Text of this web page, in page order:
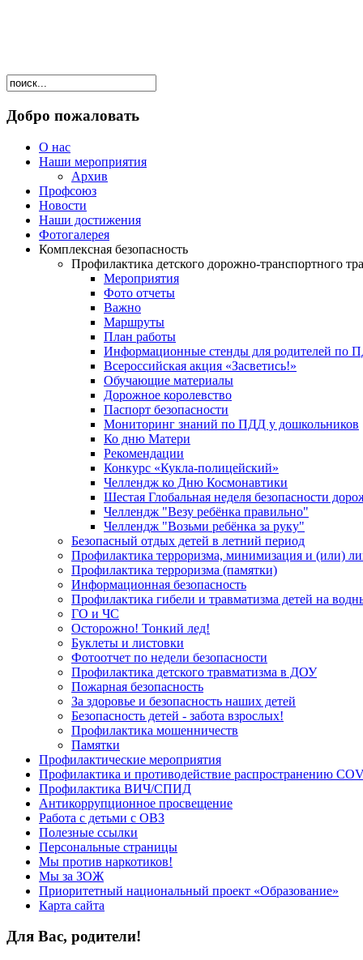
Добро пожаловать
О нас
Наши мероприятия
Архив
Профсоюз
Новости
Наши достижения
Фотогалерея
Комплексная безопасность
Профилактика детского дорожно-транспортного
Мероприятия
Фото отчеты
Важно
Маршруты
План работы
Информационные стенды для родителей по
Всероссийская акция «Засветись!»
Обучающие материалы
Дорожное королевство
Паспорт безопасности
Мониторинг знаний по ПДД у дошкольников
Ко дню Матери
Рекомендации
Конкурс «Кукла-полицейский»
Челлендж ко Дню Космонавтики
Шестая Глобальная неделя безопасности
Челлендж "Везу ребёнка правильно"
Челлендж "Возьми ребёнка за руку"
Безопасный отдых детей в летний период
Профилактика терроризма, минимизация и (или)
Профилактика терроризма (памятки)
Информационная безопасность
Профилактика гибели и травматизма детей на
ГО и ЧС
Осторожно! Тонкий лед!
Буклеты и листовки
Фотоотчет по недели безопасности
Профилактика детского травматизма в ДОУ
Пожарная безопасность
За здоровье и безопасность наших детей
Безопасность детей - забота взрослых!
Профилактика мошенничеств
Памятки
Профилактические мероприятия
Профилактика и противодействие распространению
Профилактика ВИЧ/СПИД
Антикоррупционное просвещение
Работа с детьми с ОВЗ
Полезные ссылки
Персональные страницы
Мы против наркотиков!
Мы за ЗОЖ
Приоритетный национальный проект «Образование»
Карта сайта
Для Вас, родители!